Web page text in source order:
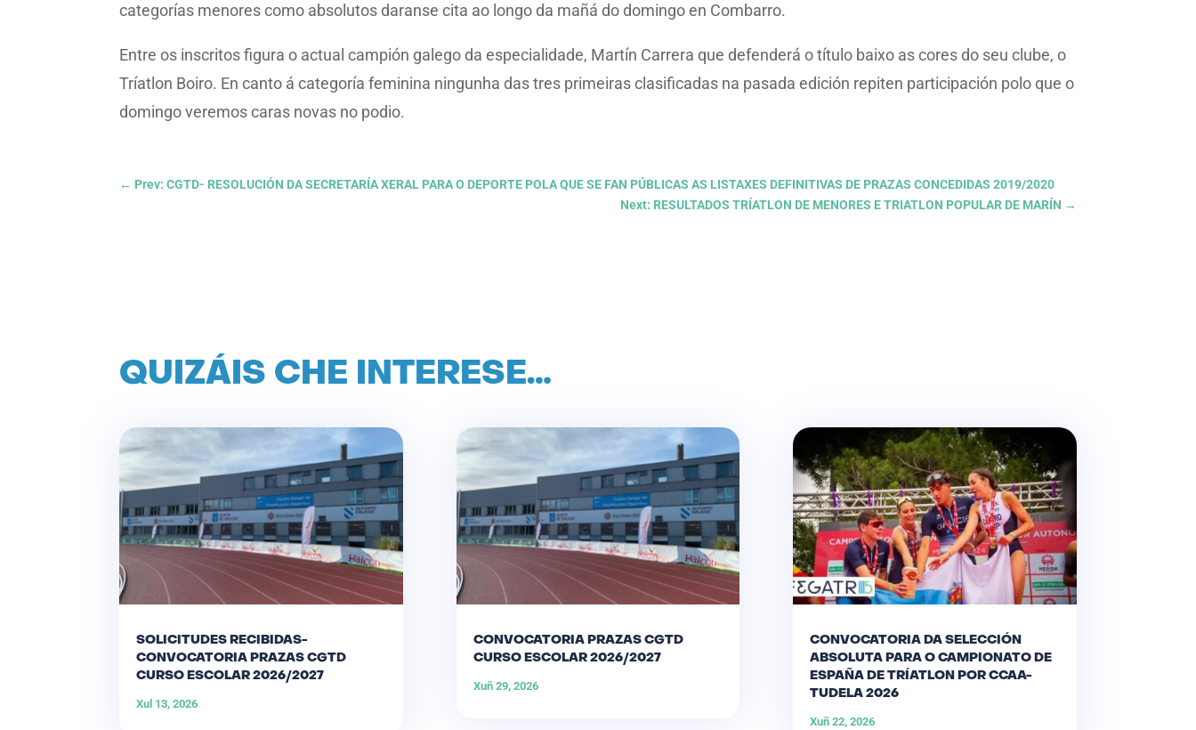
categorías menores como absolutos daranse cita ao longo da mañá do domingo en Combarro.
Entre os inscritos figura o actual campión galego da especialidade, Martín Carrera que defenderá o título baixo as cores do seu clube, o
Tríatlon Boiro. En canto á categoría feminina ningunha das tres primeiras clasificadas na pasada edición repiten participación polo que o
domingo veremos caras novas no podio.
← Prev: CGTD- RESOLUCIÓN DA SECRETARÍA XERAL PARA O DEPORTE POLA QUE SE FAN PÚBLICAS AS LISTAXES DEFINITIVAS DE PRAZAS CONCEDIDAS 2019/2020
Next: RESULTADOS TRÍATLON DE MENORES E TRIATLON POPULAR DE MARÍN →
QUIZÁIS CHE INTERESE…
SOLICITUDES RECIBIDAS-
CONVOCATORIA PRAZAS CGTD
CURSO ESCOLAR 2026/2027
Xul 13, 2026
CONVOCATORIA PRAZAS CGTD
CURSO ESCOLAR 2026/2027
Xuñ 29, 2026
CONVOCATORIA DA SELECCIÓN
ABSOLUTA PARA O CAMPIONATO DE
ESPAÑA DE TRÍATLON POR CCAA-
TUDELA 2026
Xuñ 22, 2026